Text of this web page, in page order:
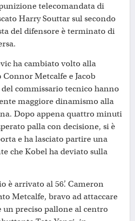
telecomandata di
Harry Souttar sul secondo
del difensore è terminato di
ha cambiato volto alla
Metcalfe e Jacob
commissario tecnico hanno
maggiore dinamismo alla
Dopo appena quattro minuti
palla con decisione, si è
e ha lasciato partire una
che Kobel ha deviato sulla
è arrivato al 56’. Cameron
Metcalfe, bravo ad attaccare
un preciso pallone al centro